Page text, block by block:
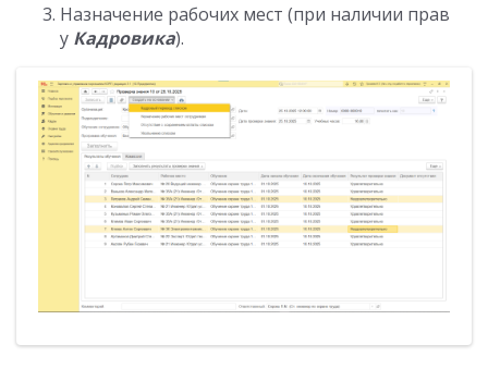
Назначение рабочих мест (при наличии прав
у Кадровика).